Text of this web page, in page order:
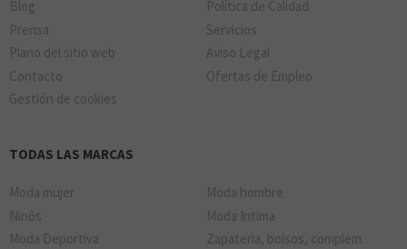
Blog
Política de Calidad
Prensa
Servicios
Plano del sitio web
Aviso Legal
Contacto
Ofertas de Empleo
Gestión de cookies
TODAS LAS MARCAS
Moda mujer
Moda hombre
Ninõs
Moda Intima
Moda Deportiva
Zapateria, bolsos, complem.